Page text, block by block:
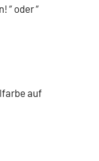
“ oder “
auf